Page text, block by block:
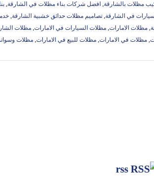
مظلات بالشارقة, افضل شركات بناء مظلات في الشارقة,
في الشارقة, تصاميم مظلات حدائق خشبية الشارقة,
, مظلات الامارات, مظلات السيارات في الامارات, مظلات
, مظلات في الامارات, مظلات للبيع في الامارات, مظلات
rss